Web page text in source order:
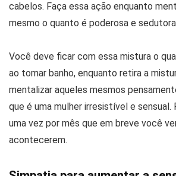
cabelos. Faça essa ação enquanto
mesmo o quanto é poderosa e
Você deve ficar com essa mistura o
ao tomar banho, enquanto retira a
mentalizar aqueles mesmos
que é uma mulher irresistível e sensual.
uma vez por mês que em breve você
acontecerem.